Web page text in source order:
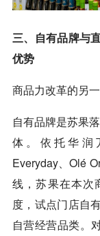
三、自有品牌与
优势
商品力改革的另
自有品牌是苏果
体。依托华润
Everyday、Olé
线，苏果在本次
度，试点门店自
自营经营品类。